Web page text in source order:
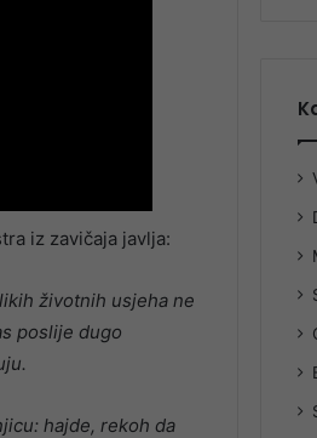
iz zavičaja javlja:
životnih usjeha ne
poslije dugo
hajde, rekoh da